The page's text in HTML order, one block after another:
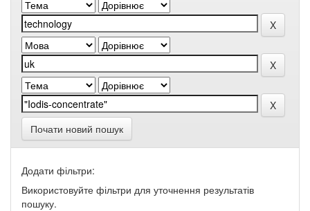
Почати новий пошук
Додати фільтри:
Використовуйте фільтри для уточнення результатів
пошуку.